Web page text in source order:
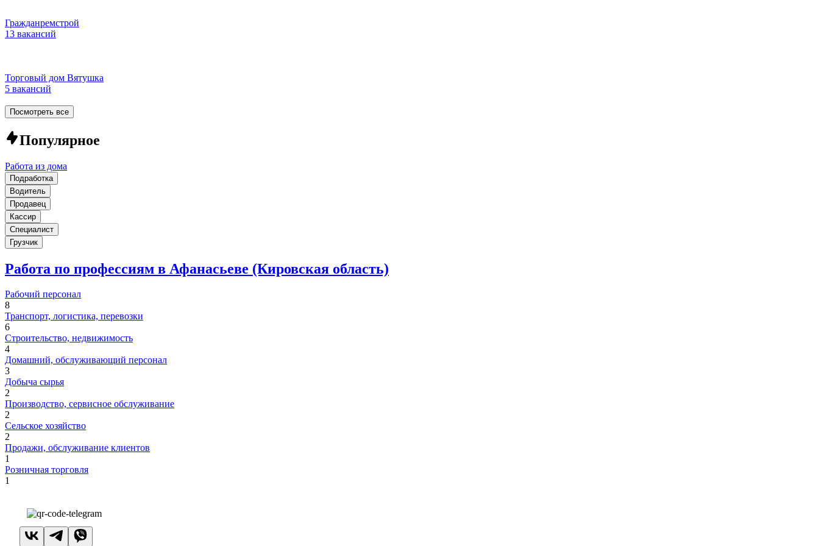
Гражданремстрой
13 вакансий
Торговый дом Вятушка
5 вакансий
Посмотреть все
Популярное
Работа из дома
Подработка
Водитель
Продавец
Кассир
Специалист
Грузчик
Работа по профессиям в Афанасьеве (Кировская область)
Рабочий персонал
8
Транспорт, логистика, перевозки
6
Строительство, недвижимость
4
Домашний, обслуживающий персонал
3
Добыча сырья
2
Производство, сервисное обслуживание
2
Сельское хозяйство
2
Продажи, обслуживание клиентов
1
Розничная торговля
1